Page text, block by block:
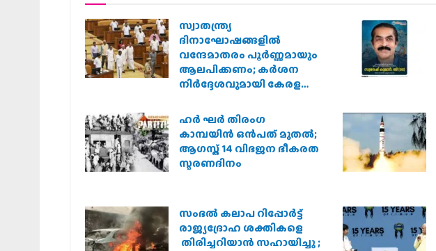
സ്വാതന്ത്ര്യ
ദിനാഘോഷങ്ങളിൽ
വന്ദേമാതരം പൂർണ്ണമായും
ആലപിക്കണം; കർശന
നിർദ്ദേശവുമായി കേരള
ഹര്‍ ഘര്‍ തിരംഗ
കാമ്പയിന്‍ ഒന്‍പത് മുതല്‍;
ആഗസ്ത് 14 വിഭജന ഭീകരത
സ്മരണദിനം
സംഭൽ കലാപ റിപ്പോർട്ട്
രാജ്യദ്രോഹ ശക്തികളെ
തിരിച്ചറിയാൻ സഹായിച്ചു ;